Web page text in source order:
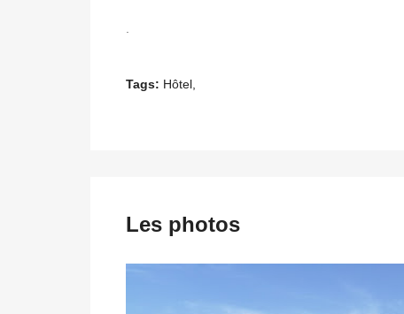
Tags: Hôtel,
Les photos